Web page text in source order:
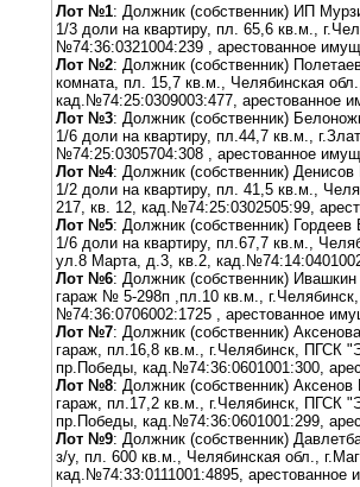
Лот №1: Должник (собственник) ИП
1/3 доли на квартиру, пл. 65,6 кв.м.,
№74:36:0321004:239 , арестованное
Лот №2: Должник (собственник)
комната, пл. 15,7 кв.м., Челябинская
кад.№74:25:0309003:477, арестованное
Лот №3: Должник (собственник)
1/6 доли на квартиру, пл.44,7 кв.м.,
№74:25:0305704:308 , арестованное
Лот №4: Должник (собственник)
1/2 доли на квартиру, пл. 41,5 кв.м.,
217, кв. 12, кад.№74:25:0302505:99,
Лот №5: Должник (собственник) Гордеев
1/6 доли на квартиру, пл.67,7 кв.м.,
ул.8 Марта, д.3, кв.2,
Лот №6: Должник (собственник)
гараж № 5-298п ,пл.10 кв.м.,
№74:36:0706002:1725 , арестованное
Лот №7: Должник (собственник)
гараж, пл.16,8 кв.м., г.Челябинск,
пр.Победы, кад.№74:36:0601001:300,
Лот №8: Должник (собственник)
гараж, пл.17,2 кв.м., г.Челябинск,
пр.Победы, кад.№74:36:0601001:299,
Лот №9: Должник (собственник)
з/у, пл. 600 кв.м., Челябинская обл.,
кад.№74:33:0111001:4895, арестованное